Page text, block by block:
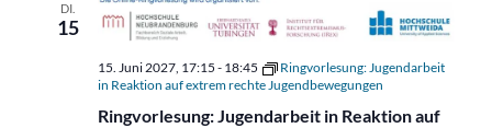
DI.
15
Ringvorlesung: Jugendarbeit in Reaktion auf
15. Juni 2027, 17:15 - 18:45
Ringvorlesung: Jugendarbeit
in Reaktion auf extrem rechte Jugendbewegungen